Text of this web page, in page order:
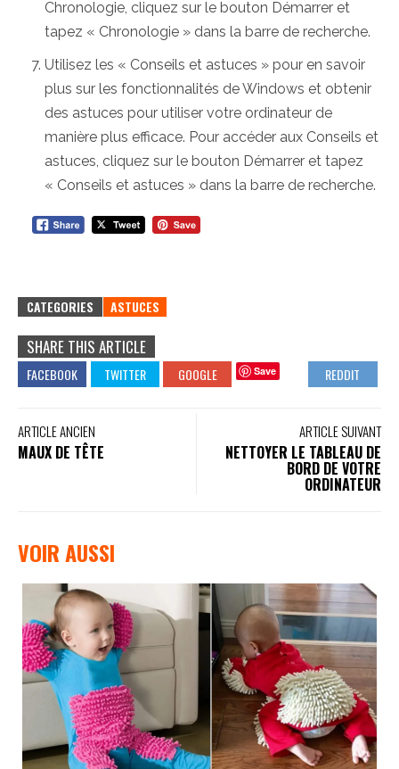
Chronologie, cliquez sur le bouton Démarrer et
tapez « Chronologie » dans la barre de recherche.
Utilisez les « Conseils et astuces » pour en savoir
plus sur les fonctionnalités de Windows et obtenir
des astuces pour utiliser votre ordinateur de
manière plus efficace. Pour accéder aux Conseils et
astuces, cliquez sur le bouton Démarrer et tapez
« Conseils et astuces » dans la barre de recherche.
CATEGORIES ASTUCES
SHARE THIS ARTICLE
Save
ARTICLE ANCIEN
MAUX DE TÊTE
ARTICLE SUIVANT
NETTOYER LE TABLEAU DE
BORD DE VOTRE
ORDINATEUR
VOIR AUSSI